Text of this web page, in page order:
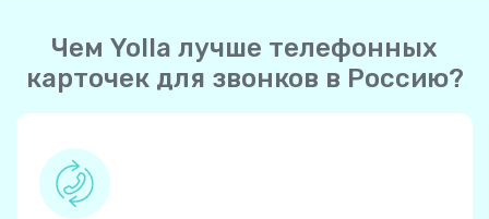
Чем Yolla лучше телефонных
карточек для звонков в Россию?